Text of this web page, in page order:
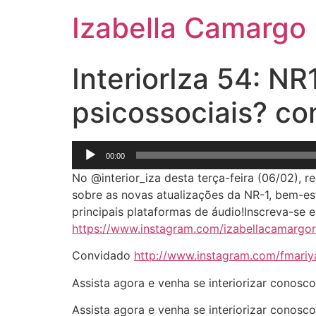
Izabella Camargo
InteriorIza 54:
psicossociais?
Tocador
de
áudio
00:00
No @interior_iza desta terça-feira (06/02),
sobre as novas atualizações da NR-1, bem-
principais plataformas de áudio!Inscreva-se
https://www.instagram.com/
Convidado http://www.instagram.com/
Assista agora e venha se interiorizar
Assista agora e venha se interiorizar